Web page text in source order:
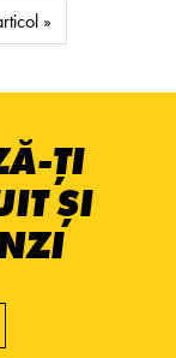
»
ȚI
ȘI